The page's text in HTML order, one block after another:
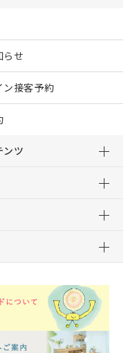
らせ
ン接客予約
ンツ
らかじめお電話やメー
ご案内可能です。
一同心よりお待ちしてお
出口より徒歩6分
ば駅 26-C出口より徒
出口より徒歩12分
ルショップやインテリ
ひお越しくださいませ★